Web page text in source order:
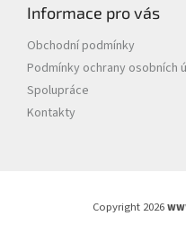
Informace pro vás
Obchodní podmínky
Podmínky ochrany osobních
Spolupráce
Kontakty
Copyright 2026